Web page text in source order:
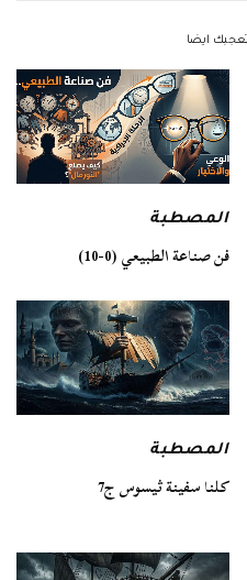
ايضا
المصطبة
فن صناعة الطبيعي (0-10)
المصطبة
كلنا سفينة ثيسوس ج7